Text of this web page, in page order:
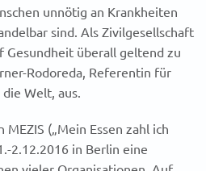
unnötig an Krankheiten
sind. Als Zivilgesellschaft
Gesundheit überall geltend zu
Rodoreda, Referentin für
Welt, aus.
(„Mein Essen zahl ich
2.12.2016 in Berlin eine